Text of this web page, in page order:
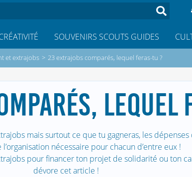
SOUVENIRS SCOUTS GUIDES
et extrajobs > 23 extrajobs comparés, lequel feras-tu ?
LEQUEL
mais surtout ce que tu gagneras, les
nécessaire pour chacun d’entre eux !
pour financer ton projet de solidarité ou ton
dévore cet article !